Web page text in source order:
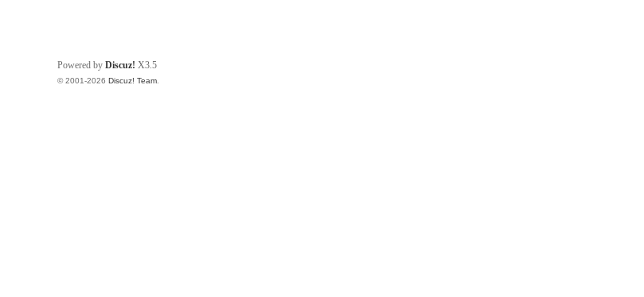
Powered by Discuz! X3.5
© 2001-2026 Discuz! Team